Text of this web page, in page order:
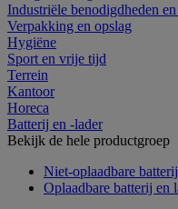
Industriële benodigdheden
Verpakking en opslag
Hygiëne
Sport en vrije tijd
Terrein
Kantoor
Horeca
Batterij en -lader
Bekijk de hele productgroep
Niet-oplaadbare batterij
Oplaadbare batterij en